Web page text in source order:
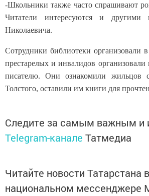
-Школьники также часто спрашивают
Читатели интересуются и другими
Николаевича.
Сотрудники библиотеки организовали
престарелых и инвалидов
писателю. Они ознакомили жильцов
Толстого, оставили им книги для
Следите за самым важным и
Telegram-канале Татмедиа
Читайте новости Татарстана в
национальном мессенджере